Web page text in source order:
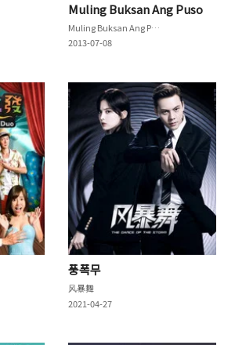
Muling Buksan Ang Puso
Muling Buksan Ang Puso
2013-07-08
풍폭무
风暴舞
2021-04-27